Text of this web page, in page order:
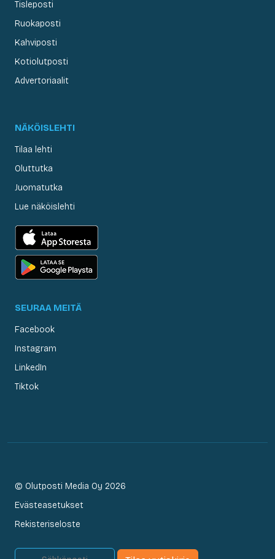
Tisleposti
Ruokaposti
Kahviposti
Kotiolutposti
Advertoriaalit
NÄKÖISLEHTI
Tilaa lehti
Oluttutka
Juomatutka
Lue näköislehti
SEURAA MEITÄ
Facebook
Instagram
LinkedIn
Tiktok
© Olutposti Media Oy 2026
Evästeasetukset
Rekisteriseloste